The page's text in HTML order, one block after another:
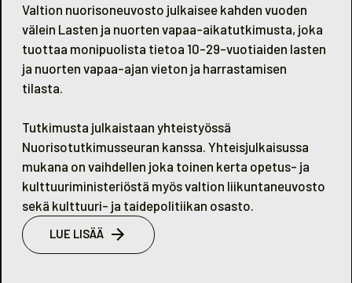
Valtion nuorisoneuvosto julkaisee kahden vuoden
välein Lasten ja nuorten vapaa-aikatutkimusta, joka
tuottaa monipuolista tietoa 10-29-vuotiaiden lasten
ja nuorten vapaa-ajan vieton ja harrastamisen
tilasta.
Tutkimusta julkaistaan yhteistyössä
Nuorisotutkimusseuran kanssa. Yhteisjulkaisussa
mukana on vaihdellen joka toinen kerta opetus- ja
kulttuuriministeriöstä myös valtion liikuntaneuvosto
sekä kulttuuri- ja taidepolitiikan osasto.
LUE LISÄÄ